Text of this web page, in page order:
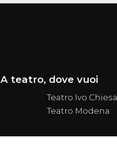
A teatro, dove vuoi
Teatro Ivo Chiesa
Teatro Modena